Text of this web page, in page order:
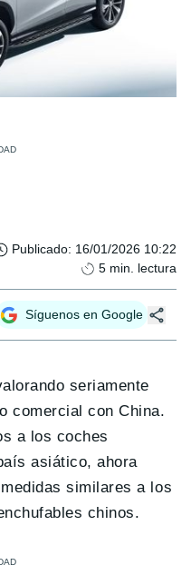
Publicado: 16/01/2026 10:22
5 min. lectura
Síguenos en Google
seriamente
comercial con China.
a los coches
asiático, ahora
similares a los
chinos.